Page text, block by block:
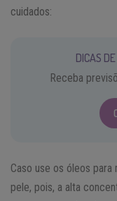
cuidados:
DICAS
Receba
Caso use os óleos para
pele, pois, a alta